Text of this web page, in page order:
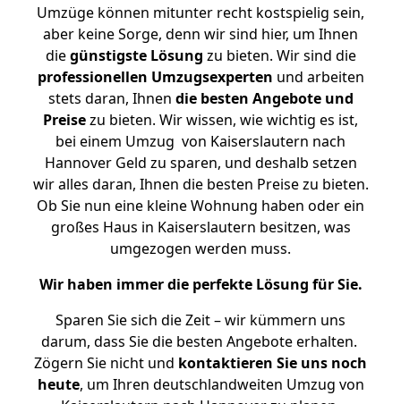
Umzüge können mitunter recht kostspielig sein,
aber keine Sorge, denn wir sind hier, um Ihnen
diegünstigste Lösung zu bieten. Wir sind die
professionellen Umzugsexperten und arbeiten
stets daran, Ihnen die besten Angebote und
Preisezu bieten. Wir wissen, wie wichtig es ist,
bei einem Umzug von Kaiserslautern nach
Hannover Geld zu sparen, und deshalb setzen
wir alles daran, Ihnen die besten Preise zu bieten.
Ob Sie nun eine kleine Wohnung haben oder ein
großes Haus in Kaiserslautern besitzen, was
umgezogen werden muss.
Wir haben immer die perfekte Lösung für Sie.
Sparen Sie sich die Zeit – wir kümmern uns
darum, dass Sie die besten Angebote erhalten.
Zögern Sie nicht und kontaktieren Sie uns noch
heute, um Ihren deutschlandweiten Umzug von